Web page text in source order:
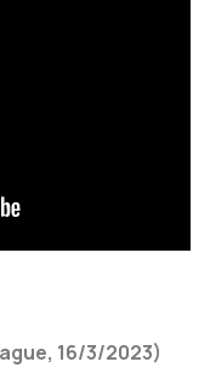
16/3/2023)